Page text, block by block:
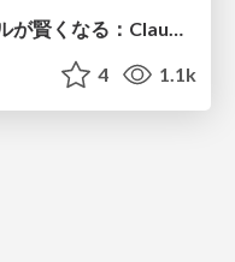
修正PRを食べてレビュースキルが賢くなる：Claude Codeによる自己改善サイクル
4 1.1k